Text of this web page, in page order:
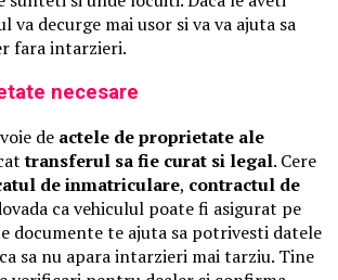
va decurge mai usor si va va ajuta sa
fara intarzieri.
necesare
de actele de proprietate ale
transferul sa fie curat si legal. Cere
de inmatriculare, contractul de
ca vehiculul poate fi asigurat pe
documente te ajuta sa potrivesti datele
sa nu apara intarzieri mai tarziu. Tine